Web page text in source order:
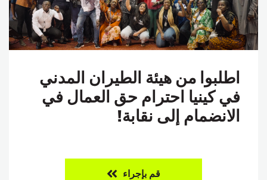
اطلبوا من هيئة الطيران المدني
في كينيا احترام حق العمال في
الانضمام إلى نقابة!
قم بإجراء